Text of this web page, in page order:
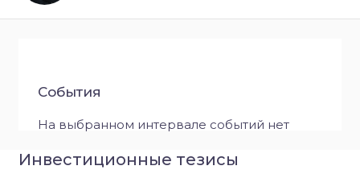
События
На выбранном интервале событий нет
Инвестиционные тезисы